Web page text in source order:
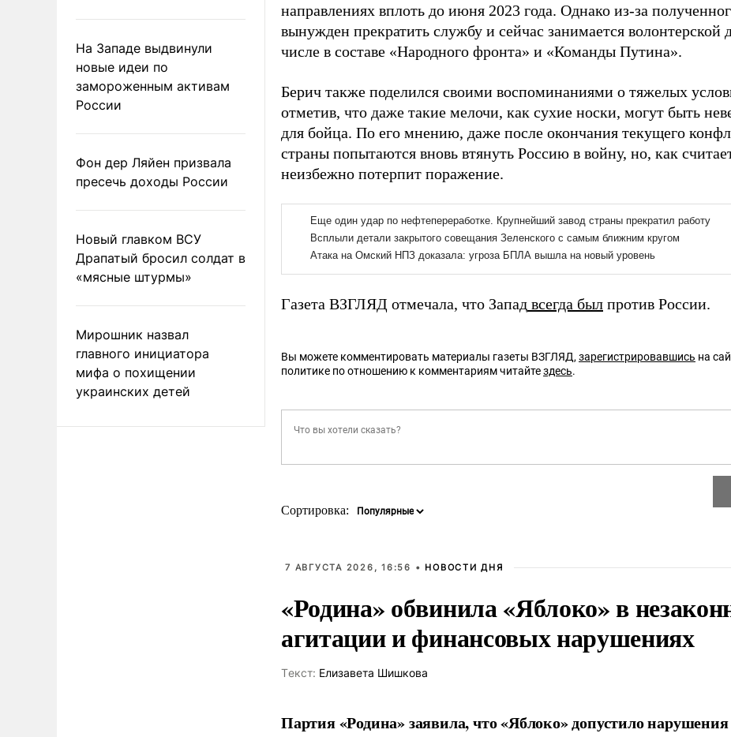
На Западе выдвинули
новые идеи по
замороженным активам
России
Фон дер Ляйен призвала
пресечь доходы России
Новый главком ВСУ
Драпатый бросил солдат в
«мясные штурмы»
Мирошник назвал
главного инициатора
мифа о похищении
украинских детей
направлениях вплоть до июня 2023 года. Однако из-за
вынужден прекратить службу и сейчас занимается волонтерской
числе в составе «Народного фронта» и «Команды Путина».
Берич также поделился своими воспоминаниями о тяжелых
отметив, что даже такие мелочи, как сухие носки, могут быть
для бойца. По его мнению, даже после окончания текущего
страны попытаются вновь втянуть Россию в войну, но, как
неизбежно потерпит поражение.
Газета ВЗГЛЯД отмечала, что Запад всегда был против России.
Вы можете комментировать материалы газеты ВЗГЛЯД,зарегистрировавшись на
политике по отношению к комментариям читайтездесь.
Сортировка:
7 АВГУСТА 2026, 16:56 • НОВОСТИ ДНЯ
«Родина» обвинила «Яблоко» в
агитации и финансовых нарушениях
Tекст: Елизавета Шишкова
Партия «Родина» заявила, что «Яблоко» допустило